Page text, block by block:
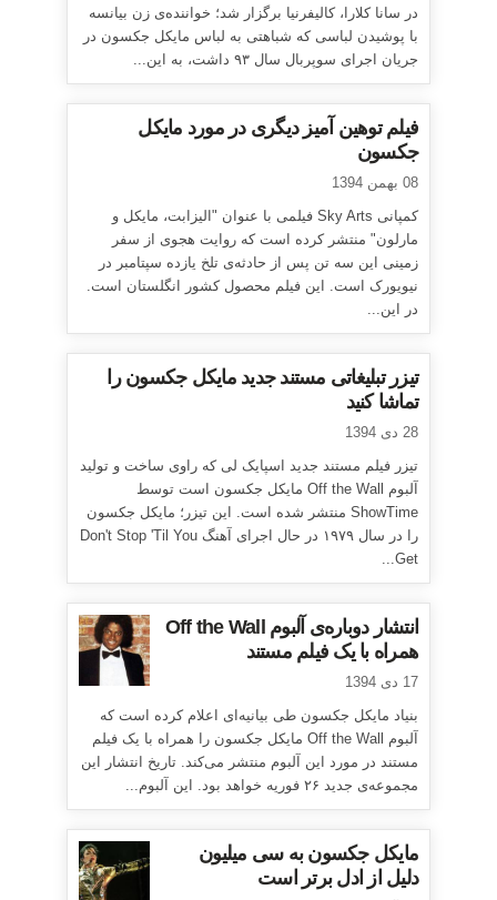
در سانا کلارا، کالیفرنیا برگزار شد؛ خواننده‌ی زن بیانسه
با پوشیدن لباسی که شباهتی به لباس مایکل جکسون در
جریان اجرای سوپربال سال ۹۳ داشت، به این...
فیلم توهین آمیز دیگری در مورد مایکل
جکسون
08 بهمن 1394
کمپانی Sky Arts فیلمی با عنوان "الیزابت، مایکل و
مارلون" منتشر کرده است که روایت هجوی از سفر
زمینی این سه تن پس از حادثه‌ی تلخ یازده سپتامبر در
نیویورک است. این فیلم محصول کشور انگلستان است.
در این...
تیزر تبلیغاتی مستند جدید مایکل جکسون را
تماشا کنید
28 دی 1394
تیزر فیلم مستند جدید اسپایک لی که راوی ساخت و تولید
آلبوم Off the Wall مایکل جکسون است توسط
ShowTime منتشر شده است. این تیزر؛ مایکل جکسون
را در سال ۱۹۷۹ در حال اجرای آهنگ Don't Stop 'Til You
Get...
انتشار دوباره‌ی آلبوم Off the Wall
همراه با یک فیلم مستند
17 دی 1394
بنیاد مایکل جکسون طی بیانیه‌ای اعلام کرده است که
آلبوم Off the Wall مایکل جکسون را همراه با یک فیلم
مستند در مورد این آلبوم منتشر می‌کند. تاریخ انتشار این
مجموعه‌ی جدید ۲۶ فوریه خواهد بود. این آلبوم...
مایکل جکسون به سی میلیون
دلیل از ادل برتر است